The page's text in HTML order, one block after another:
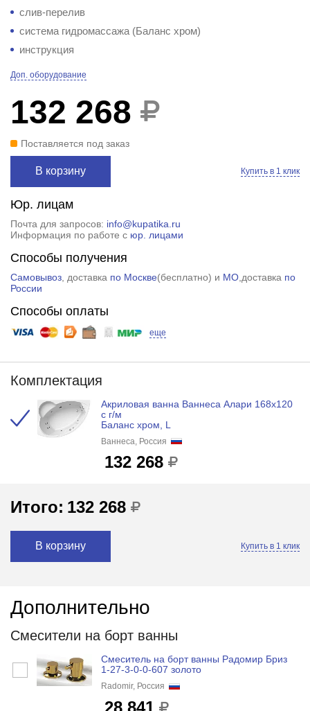
слив-перелив
система гидромассажа (Баланс хром)
инструкция
Доп. оборудование
132 268
Поставляется под заказ
В корзину Купить в 1 клик
Юр. лицам
Почта для запросов: info@kupatika.ru
Информация по работе с юр. лицами
Способы получения
Самовывоз, доставка по Москве(бесплатно) и МО,доставка по
России
Способы оплаты
еще
Комплектация
Акриловая ванна Ваннеса Алари 168х120
с г/м
Баланс хром, L
Ваннеса, Россия
132 268
Итого: 132 268
В корзину Купить в 1 клик
Дополнительно
Смесители на борт ванны
Смеситель на борт ванны Радомир Бриз
1-27-3-0-0-607 золото
Radomir, Россия